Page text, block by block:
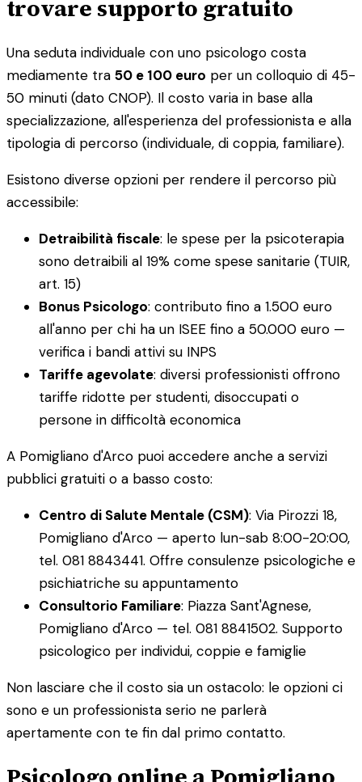
trovare supporto gratuito
Una seduta individuale con uno psicologo costa
mediamente tra 50 e 100 euro per un colloquio di 45-
50 minuti (dato CNOP). Il costo varia in base alla
specializzazione, all'esperienza del professionista e alla
tipologia di percorso (individuale, di coppia, familiare).
Esistono diverse opzioni per rendere il percorso più
accessibile:
Detraibilità fiscale: le spese per la psicoterapia
sono detraibili al 19% come spese sanitarie (TUIR,
art. 15)
Bonus Psicologo: contributo fino a 1.500 euro
all'anno per chi ha un ISEE fino a 50.000 euro —
verifica i bandi attivi su INPS
Tariffe agevolate: diversi professionisti offrono
tariffe ridotte per studenti, disoccupati o
persone in difficoltà economica
A Pomigliano d'Arco puoi accedere anche a servizi
pubblici gratuiti o a basso costo:
Centro di Salute Mentale (CSM): Via Pirozzi 18,
Pomigliano d'Arco — aperto lun-sab 8:00-20:00,
tel. 081 8843441. Offre consulenze psicologiche e
psichiatriche su appuntamento
Consultorio Familiare: Piazza Sant'Agnese,
Pomigliano d'Arco — tel. 081 8841502. Supporto
psicologico per individui, coppie e famiglie
Non lasciare che il costo sia un ostacolo: le opzioni ci
sono e un professionista serio ne parlerà
apertamente con te fin dal primo contatto.